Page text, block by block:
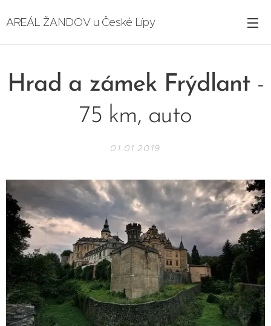
AREÁL ŽANDOV u České Lípy
Hrad a zámek Frýdlant -
75 km, auto
01.01.2019